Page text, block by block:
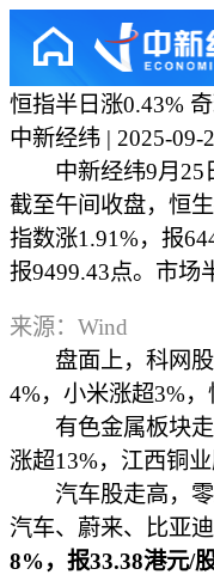
恒指半日涨0.43%
中新经纬 | 2025-09-
中新经纬9月25
截至午间收盘，恒
指数涨1.91%，报
报9499.43点。市场
来源：Wind
盘面上，科网股
4%，小米涨超3%，
有色金属板块走
涨超13%，江西铜
汽车股走高，零
汽车、蔚来、比亚迪
8%，报33.38港元/